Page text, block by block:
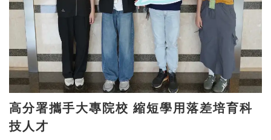
高分署攜手大專院校 縮短學用落差培育科
技人才